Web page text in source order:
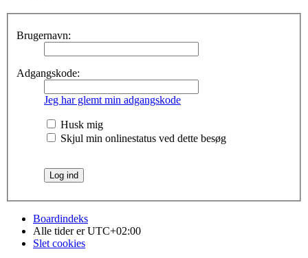
Brugernavn:
Adgangskode:
Jeg har glemt min adgangskode
Husk mig
Skjul min onlinestatus ved dette besøg
Boardindeks
Alle tider erUTC+02:00
Slet cookies